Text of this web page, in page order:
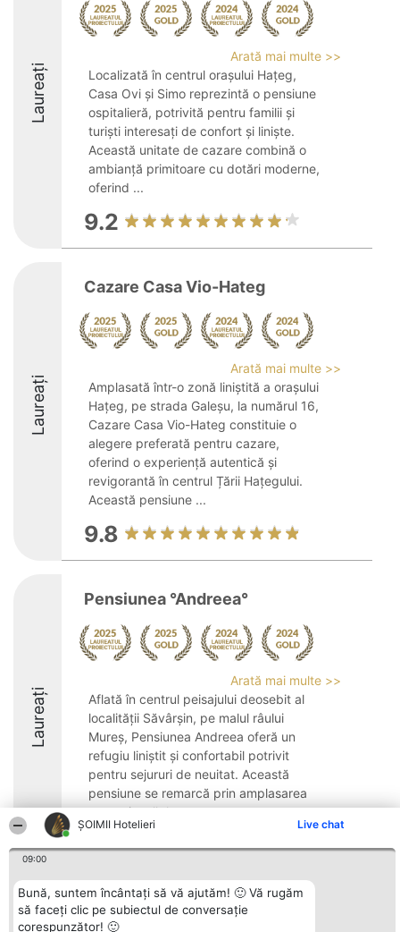
ȘOIMII Hotelieri Live chat
09:00
Bună, suntem încântați să vă ajutăm! 🙂 Vă rugăm
să faceți clic pe subiectul de conversație
corespunzător! 🙂
Laureați
Arată mai multe >>
Localizată în centrul orașului Hațeg,
Casa Ovi și Simo reprezintă o pensiune
ospitalieră, potrivită pentru familii și
turiști interesați de confort și liniște.
Această unitate de cazare combină o
ambianță primitoare cu dotări moderne,
oferind ...
9.2
Laureați
Cazare Casa Vio-Hateg
Arată mai multe >>
Amplasată într-o zonă liniștită a orașului
Hațeg, pe strada Galeșu, la numărul 16,
Cazare Casa Vio-Hateg constituie o
alegere preferată pentru cazare,
oferind o experiență autentică și
revigorantă în centrul Țării Hațegului.
Această pensiune ...
9.8
Laureați
Pensiunea °Andreea°
Arată mai multe >>
Aflată în centrul peisajului deosebit al
localității Săvârșin, pe malul râului
Mureș, Pensiunea Andreea oferă un
refugiu liniștit și confortabil potrivit
pentru sejururi de neuitat. Această
pensiune se remarcă prin amplasarea
avantajoasă, la ...
9.3
Organizator Ranking
BRIGHT SOLUTIONS BR SRL
Plebiscyt